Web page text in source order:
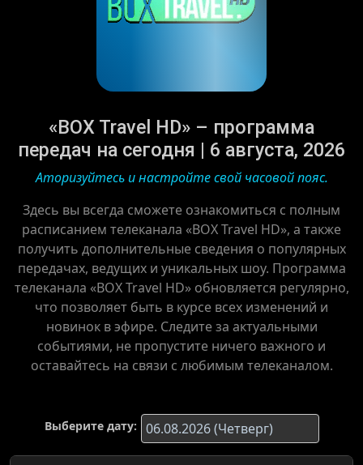
«BOX Travel HD» – программа
передач на сегодня | 6 августа, 2026
Аторизуйтесь и настройте свой часовой пояс.
Здесь вы всегда сможете ознакомиться с полным
расписанием телеканала «BOX Travel HD», а также
получить дополнительные сведения о популярных
передачах, ведущих и уникальных шоу. Программа
телеканала «BOX Travel HD» обновляется регулярно,
что позволяет быть в курсе всех изменений и
новинок в эфире. Следите за актуальными
событиями, не пропустите ничего важного и
оставайтесь на связи с любимым телеканалом.
Выберите дату: